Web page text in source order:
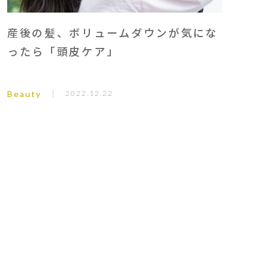
産後の髪、ボリュームダウンが気にな
ったら「頭皮ケア」
Beauty 2022.12.22